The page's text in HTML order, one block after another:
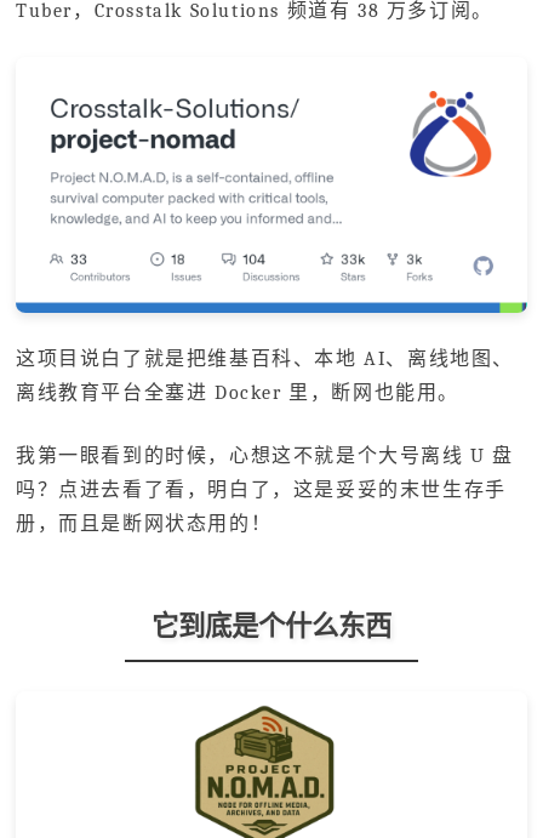
Tuber，Crosstalk Solutions 频道有 38 万多订阅。
这项目说白了就是把维基百科、本地 AI、离线地图、
离线教育平台全塞进 Docker 里，断网也能用。
我第一眼看到的时候，心想这不就是个大号离线 U 盘
吗？点进去看了看，明白了，这是妥妥的末世生存手
册，而且是断网状态用的！
它到底是个什么东西